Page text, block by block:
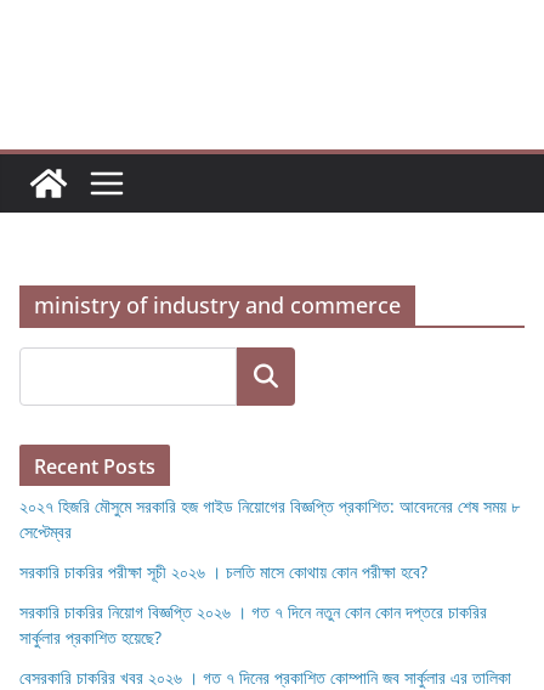
ministry of industry and commerce
Search
Recent Posts
২০২৭ হিজরি মৌসুমে সরকারি হজ গাইড নিয়োগের বিজ্ঞপ্তি প্রকাশিত: আবেদনের শেষ সময় ৮
সেপ্টেম্বর
সরকারি চাকরির পরীক্ষা সূচী ২০২৬ । চলতি মাসে কোথায় কোন পরীক্ষা হবে?
সরকারি চাকরির নিয়োগ বিজ্ঞপ্তি ২০২৬ । গত ৭ দিনে নতুন কোন কোন দপ্তরে চাকরির
সার্কুলার প্রকাশিত হয়েছে?
বেসরকারি চাকরির খবর ২০২৬ । গত ৭ দিনের প্রকাশিত কোম্পানি জব সার্কুলার এর তালিকা